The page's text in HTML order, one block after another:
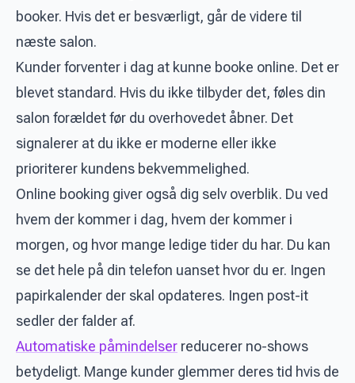
booker. Hvis det er besværligt, går de videre til
næste salon.
Kunder forventer i dag at kunne booke online. Det er
blevet standard. Hvis du ikke tilbyder det, føles din
salon forældet før du overhovedet åbner. Det
signalerer at du ikke er moderne eller ikke
prioriterer kundens bekvemmelighed.
Online booking giver også dig selv overblik. Du ved
hvem der kommer i dag, hvem der kommer i
morgen, og hvor mange ledige tider du har. Du kan
se det hele på din telefon uanset hvor du er. Ingen
papirkalender der skal opdateres. Ingen post-it
sedler der falder af.
Automatiske påmindelser reducerer no-shows
betydeligt. Mange kunder glemmer deres tid hvis de